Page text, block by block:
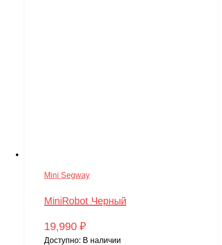
Mini Segway
MiniRobot Черный
19,990 ₽
Доступно: В наличии